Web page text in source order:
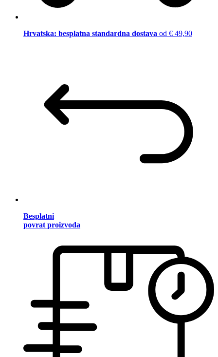
Hrvatska: besplatna standardna dostava od € 49,90
Besplatni
povrat proizvoda